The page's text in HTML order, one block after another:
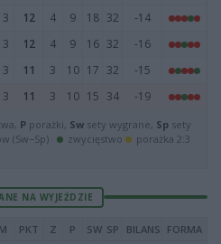
12 4 9 18 32
-14
12 4 9 16 32
-16
11 3 10 17 32
-15
11 3 10 15 34 -19
P porażki, Sw sety wygrane, Sp sety
(Sw−Sp) · zwycięstwo
porażka 2:3
NA WYJEŹDZIE
M PKT Z P SW SP BILANS FORMA